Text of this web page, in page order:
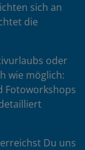
sich an
die
oder
wie möglich:
Fotoworkshops
Du uns